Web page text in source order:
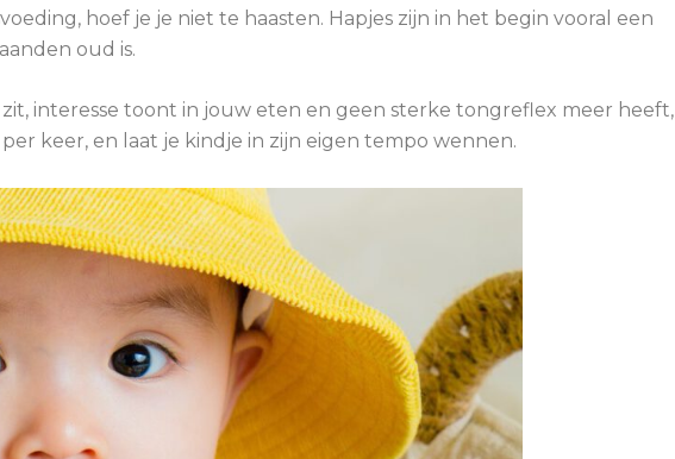
hoef je je niet te haasten. Hapjes zijn in het begin vooral een
oud is.
interesse toont in jouw eten en geen sterke tongreflex meer heeft,
keer, en laat je kindje in zijn eigen tempo wennen.